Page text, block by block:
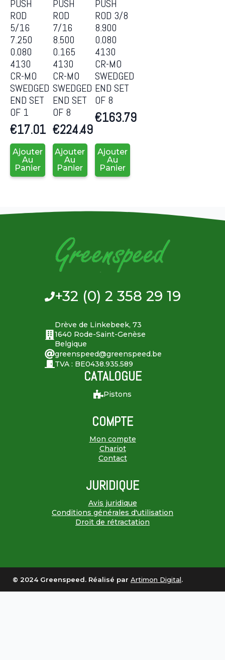
PUSH
ROD
5/16
7.250
0.080
4130
CR-MO
SWEDGED
END SET
OF 1
€17.01
Ajouter
Au
Panier
PUSH
ROD
7/16
8.500
0.165
4130
CR-MO
SWEDGED
END SET
OF 8
€224.49
Ajouter
Au
Panier
PUSH
ROD 3/8
8.900
0.080
4130
CR-MO
SWEDGED
END SET
OF 8
€163.79
Ajouter
Au
Panier
+32 (0) 2 358 29 19
Drève de Linkebeek, 73
1640 Rode-Saint-Genèse
Belgique
greenspeed@greenspeed.be
TVA : BE0438.935.589
CATALOGUE
Pistons
COMPTE
Mon compte
Chariot
Contact
JURIDIQUE
Avis juridique
Conditions générales d'utilisation
Droit de rétractation
© 2024 Greenspeed. Réalisé par Artimon Digital.